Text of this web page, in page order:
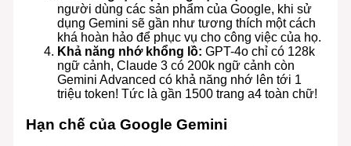
người dùng các sản phẩm của Google, khi sử
dụng Gemini sẽ gần như tương thích một cách
khá hoàn hảo để phục vụ cho công việc của họ.
Khả năng nhớ khổng lồ: GPT-4o chỉ có 128k
ngữ cảnh, Claude 3 có 200k ngữ cảnh còn
Gemini Advanced có khả năng nhớ lên tới 1
triệu token! Tức là gần 1500 trang a4 toàn chữ!
Hạn chế của Google Gemini